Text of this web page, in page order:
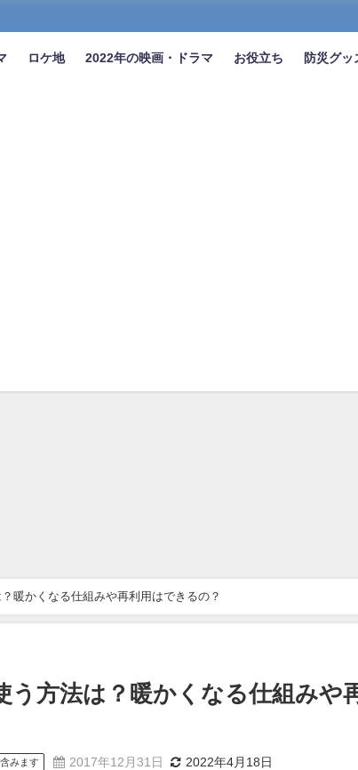
ロケ地 2022年の映画・ドラマ お役立ち 防災グッ
暖かくなる仕組みや再利用はできるの？
う方法は？暖かくなる仕組みや
みます 2017年12月31日 2022年4月18日